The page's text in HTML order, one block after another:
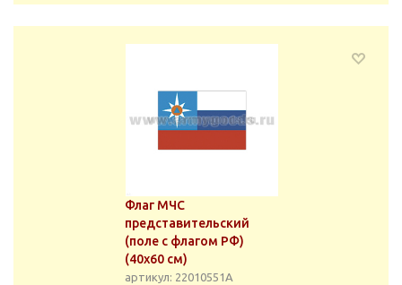
Флаг МЧС
представительский
(поле с флагом РФ)
(40х60 см)
артикул: 22010551А